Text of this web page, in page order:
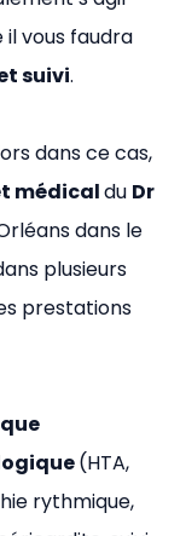
il vous faudra
suivi.
dans ce cas,
médicaldu Dr
dans le
plusieurs
prestations
(HTA,
rythmique,